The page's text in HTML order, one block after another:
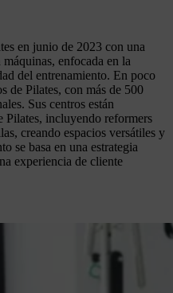
en junio de 2023 con una
enfocada en la
del entrenamiento. En poco
de Pilates, con más de 500
Sus centros están
Pilates, incluyendo reformers
creando espacios versátiles y
se basa en una estrategia
experiencia de cliente